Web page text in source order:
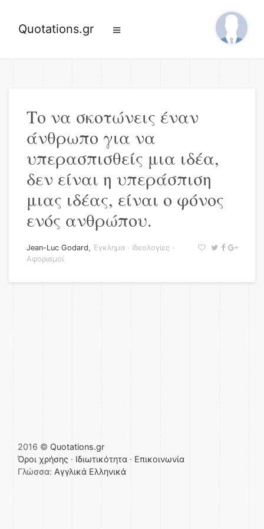
Quotations.gr
Το να σκοτώνεις έναν
άνθρωπο για να
υπερασπισθείς μια ιδέα,
δεν είναι η υπεράσπιση
μιας ιδέας, είναι ο φόνος
ενός ανθρώπου.
Jean-Luc Godard, Έγκλημα · Ιδεολογίες ·
Αφορισμοί
2016 © Quotations.gr
Όροι χρήσης · Ιδιωτικότητα · Επικοινωνία
Γλώσσα: Αγγλικά Ελληνικά